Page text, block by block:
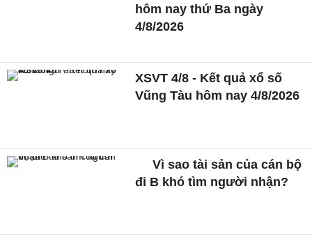
hôm nay thứ Ba ngày
4/8/2026
XSVT 4/8 - Kết quả xổ số
Vũng Tàu hôm nay 4/8/2026
Vì sao tài sản của cán bộ
đi B khó tìm người nhận?